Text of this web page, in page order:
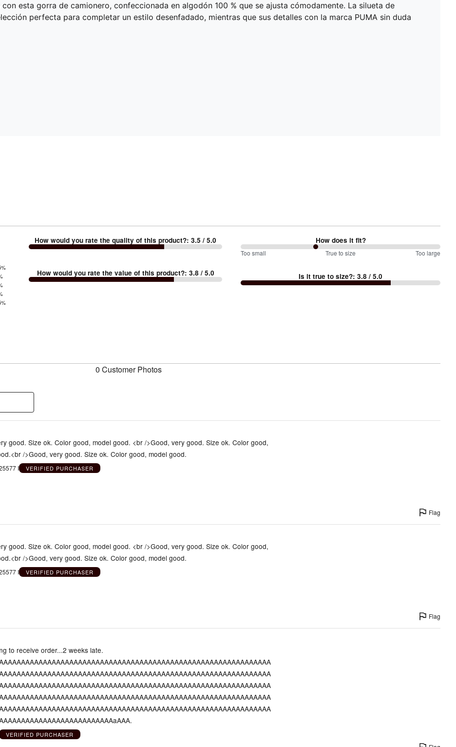
esta gorra de camionero, confeccionada en algodón 100 % que se ajusta cómodamente. La silueta de
perfecta para completar un estilo desenfadado, mientras que sus detalles con la marca PUMA sin duda
How would you rate the quality of this product?:3.5 / 5.0
How would you rate the value of this product?: 3.8 / 5.0
How does it fit?
75%
Too
Too small True to size Too large
Is it true to size?:3.8 / 5.0
0 Customer Photos
good. Size ok. Color good, model good. <br />Good, very good. Size ok. Color good,
/>Good, very good. Size ok. Color good, model good.
I VERIFIED PURCHASER
Flag
good. Size ok. Color good, model good. <br />Good, very good. Size ok. Color good,
/>Good, very good. Size ok. Color good, model good.
I VERIFIED PURCHASER
Flag
to receive order...2 weeks late.
VERIFIED PURCHASER